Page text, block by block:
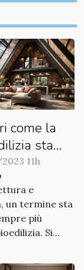
come la
sta
11h
e
un termine sta
più
Si...